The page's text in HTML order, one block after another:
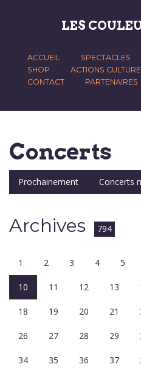
LES
ACCUEIL SPECTACLES
SHOP
ACTIONS
CONTACT
PARTENAIRES
Concerts
Prochainement Concerts
Archives 794
1 2 3 4 5
10 11 12 13
18 19 20 21
26 27 28 29
34 35 36 37